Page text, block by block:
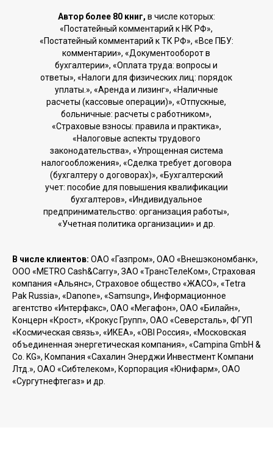
Автор более 80 книг, в числе которых:
«Постатейный комментарий к НК РФ»,
«Постатейный комментарий к ТК РФ», «Все ПБУ:
комментарии», «Документооборот в
бухгалтерии», «Оплата труда: вопросы и
ответы», «Налоги для физических лиц: порядок
уплаты.», «Аренда и лизинг», «Наличные
расчеты (кассовые операции)», «Отпускные,
больничные: расчеты с работником»,
«Страховые взносы: правила и практика»,
«Налоговые аспекты трудового
законодательства», «Упрощенная система
налогообложения», «Сделка требует договора
(бухгалтеру о договорах)», «Бухгалтерский
учет: пособие для повышения квалификации
бухгалтеров», «Индивидуальное
предпринимательство: организация работы»,
«Учетная политика организации» и др.
В числе клиентов: ОАО «Газпром», ОАО «Внешэкономбанк»,
ООО «METRO Cash&Carry», ЗАО «ТрансТелеКом», Страховая
компания «Альянс», Страховое общество «ЖАСО», «Tetra
Pak Russia», «Danone», «Samsung», Информационное
агентство «Интерфакс», ОАО «Мегафон», ОАО «Билайн»,
Концерн «Крост», «Крокус Групп», ОАО «Северсталь», ФГУП
«Космическая связь», «ИКЕА», «OBI Россия», «Московская
объединенная энергетическая компания», «Campina GmbH &
Co. KG», Компания «Сахалин Энерджи Инвестмент Компани
Лтд.», ОАО «Сибтелеком», Корпорация «Юнифарм», ОАО
«Сургутнефтегаз» и др.